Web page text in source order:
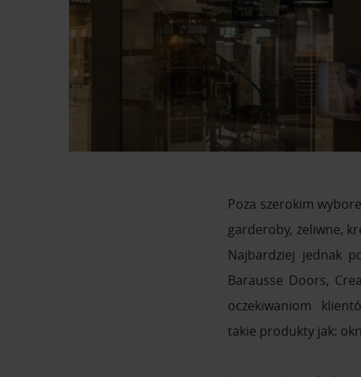
Poza szerokim
garderoby, żeliwne,
Najbardziej jednak
Barausse Doors,
oczekiwaniom
takie produkty jak: